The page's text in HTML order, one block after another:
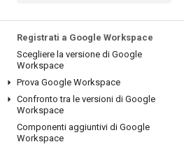
Registrati a Google Workspace
Scegliere la versione di Google
Workspace
Prova Google Workspace
Confronto tra le versioni di Google
Workspace
Componenti aggiuntivi di Google
Workspace